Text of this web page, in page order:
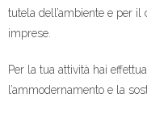
tutela dell’ambiente e per
imprese.
Per la tua attività hai
l’ammodernamento e la